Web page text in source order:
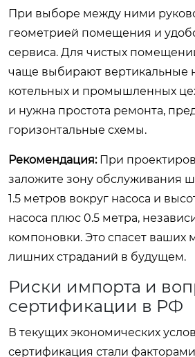
При выборе между ними
геометрией помещения и
сервиса. Для чистых
чаще выбирают вертикальные
котельных и промышленных
и нужна простота ремонта,
горизонтальные схемы.
Рекомендация:При
заложите зону обслуживания
1.5 метров вокруг насоса и
насоса плюс 0.5 метра,
компоновки. Это спасет ваших
лишних страданий в будущем.
Риски импорта и
сертификации в РФ
В текущих экономических
сертификация стали